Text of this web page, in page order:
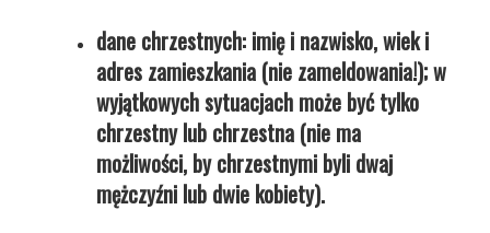
dane chrzestnych: imię i nazwisko, wiek i
adres zamieszkania (nie zameldowania!); w
wyjątkowych sytuacjach może być tylko
chrzestny lub chrzestna (nie ma
możliwości, by chrzestnymi byli dwaj
mężczyźni lub dwie kobiety).